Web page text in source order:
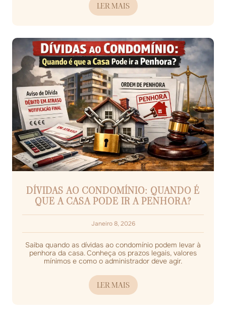
LER MAIS
DÍVIDAS AO CONDOMÍNIO: QUANDO É
QUE A CASA PODE IR A PENHORA?
Janeiro 8, 2026
Saiba quando as dívidas ao condomínio podem levar à
penhora da casa. Conheça os prazos legais, valores
mínimos e como o administrador deve agir.
LER MAIS